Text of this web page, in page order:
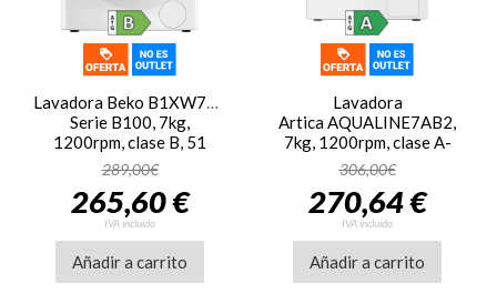
Lavadora Beko B1XW752WSPT,
Serie B100, 7kg,
1200rpm, clase B, 51
kWh/100 ciclos, 76dB,
Vapor, 15
programas, SteamCure, AquaWave,
display LED, blanco
289,00€
265,60 €
IVA incluido
Añadir a carrito
Lavadora
Artica AQUALINE7AB2,
7kg, 1200rpm, clase A-
10%, 40 kWh/100 ciclos,
76dB, 16 programas,
Inverter, Vapor, display,
blanco
306,00€
270,64 €
IVA incluido
Añadir a carrito